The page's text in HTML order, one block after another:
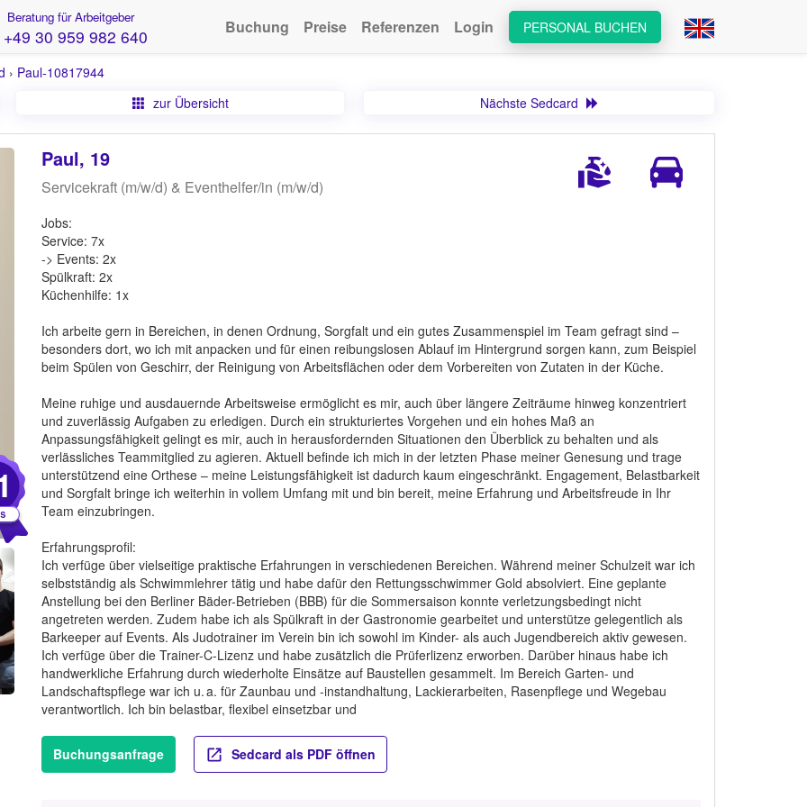
Beratung für Arbeitgeber
+49 30 959 982 640 PERSONAL BUCHEN
Buchung Preise Referenzen Login
› Paul-10817944
zur Übersicht
Nächste Sedcard
Paul, 19
Servicekraft (m/w/d) & Eventhelfer/in (m/w/d)
Jobs:
Service: 7x
-> Events: 2x
Spülkraft: 2x
Küchenhilfe: 1x
Ich arbeite gern in Bereichen, in denen Ordnung, Sorgfalt und ein gutes Zusammenspiel im Team gefragt sind –
besonders dort, wo ich mit anpacken und für einen reibungslosen Ablauf im Hintergrund sorgen kann, zum Beispiel
beim Spülen von Geschirr, der Reinigung von Arbeitsflächen oder dem Vorbereiten von Zutaten in der Küche.
Meine ruhige und ausdauernde Arbeitsweise ermöglicht es mir, auch über längere Zeiträume hinweg konzentriert
und zuverlässig Aufgaben zu erledigen. Durch ein strukturiertes Vorgehen und ein hohes Maß an
Anpassungsfähigkeit gelingt es mir, auch in herausfordernden Situationen den Überblick zu behalten und als
verlässliches Teammitglied zu agieren. Aktuell befinde ich mich in der letzten Phase meiner Genesung und trage
unterstützend eine Orthese – meine Leistungsfähigkeit ist dadurch kaum eingeschränkt. Engagement, Belastbarkeit
und Sorgfalt bringe ich weiterhin in vollem Umfang mit und bin bereit, meine Erfahrung und Arbeitsfreude in Ihr
Team einzubringen.
Erfahrungsprofil:
Ich verfüge über vielseitige praktische Erfahrungen in verschiedenen Bereichen. Während meiner Schulzeit war ich
selbstständig als Schwimmlehrer tätig und habe dafür den Rettungsschwimmer Gold absolviert. Eine geplante
Anstellung bei den Berliner Bäder-Betrieben (BBB) für die Sommersaison konnte verletzungsbedingt nicht
angetreten werden. Zudem habe ich als Spülkraft in der Gastronomie gearbeitet und unterstütze gelegentlich als
Barkeeper auf Events. Als Judotrainer im Verein bin ich sowohl im Kinder- als auch Jugendbereich aktiv gewesen.
Ich verfüge über die Trainer-C-Lizenz und habe zusätzlich die Prüferlizenz erworben. Darüber hinaus habe ich
handwerkliche Erfahrung durch wiederholte Einsätze auf Baustellen gesammelt. Im Bereich Garten- und
Landschaftspflege war ich u. a. für Zaunbau und -instandhaltung, Lackierarbeiten, Rasenpflege und Wegebau
verantwortlich. Ich bin belastbar, flexibel einsetzbar und
Buchungsanfrage Sedcard als PDF öffnen